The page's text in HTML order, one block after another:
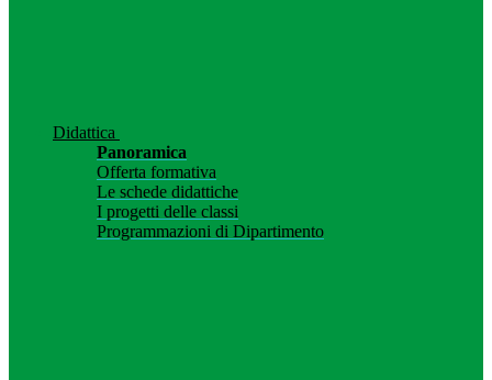
Didattica
Panoramica
Offerta formativa
Le schede didattiche
I progetti delle classi
Programmazioni di Dipartimento